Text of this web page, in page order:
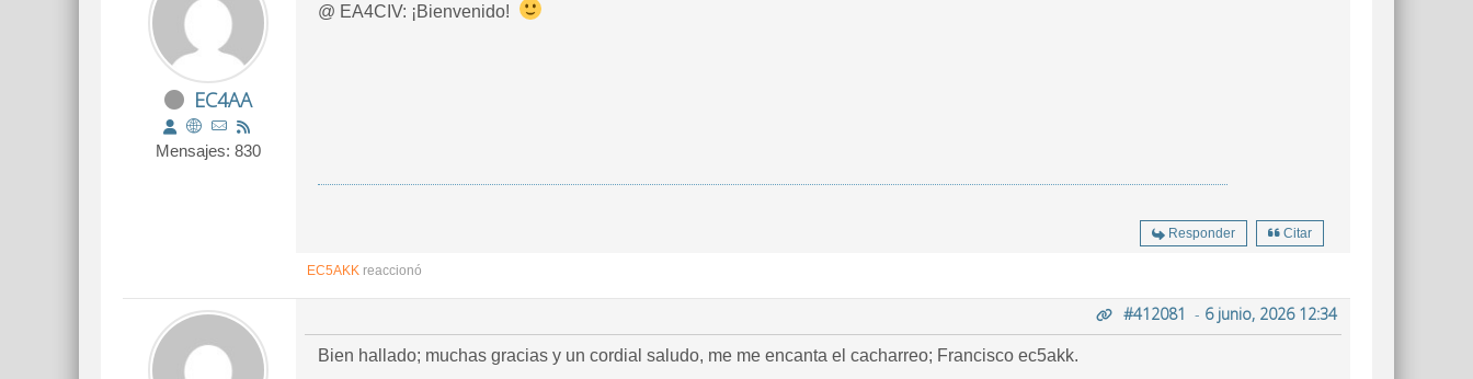
EC4AA
Mensajes: 830
@ EA4CIV: ¡Bienvenido!
Responder Citar
EC5AKK reaccionó
#412081 - 6 junio, 2026 12:34
Bien hallado; muchas gracias y un cordial saludo, me me encanta el cacharreo; Francisco ec5akk.